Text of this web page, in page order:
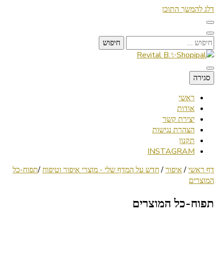
דלג להמשך התוכן
חיפוש:
Revital B.✨Shopipal
Lifestyle ✦ Beauty ✦ Vegan ✦ Travel
סגירה
ראשי
אודות
יצירת קשר
הצהרת נגישות
תקנון
INSTAGRAM
דף ראשי/ איפור/חדש על המדף שלי - מוצרי איפור וטיפוח /תפוח-כל
המוצרים
תפוח-כל המוצרים